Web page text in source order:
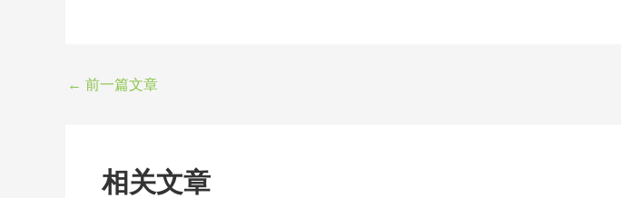
← 前一篇文章
相关文章